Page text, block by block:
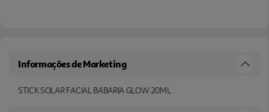
Informações de Marketing
STICK SOLAR FACIAL BABARIA GLOW 20ML